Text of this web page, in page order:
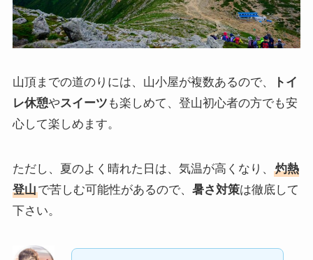
山頂までの道のりには、山小屋が複数あるので、
トイ
レ休憩やスイーツ も楽しめて、登山初心者の方でも安
心して楽しめます。
ただし、夏のよく晴れた日は、気温が高くなり、
灼熱
登山で苦しむ可能性があるので、 暑さ対策は徹底して
下さい。